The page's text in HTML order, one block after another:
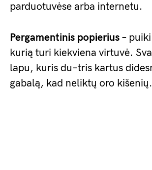
parduotuvėse arba internetu.
Pergamentinis popierius –
kurią turi kiekviena virtuvė.
lapu, kuris du–tris kartus
gabalą, kad neliktų oro kišenių.